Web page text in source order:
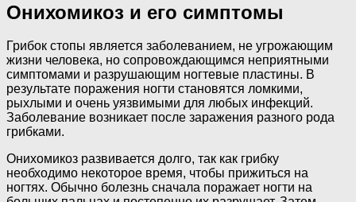
Онихомикоз и его симптомы
Грибок стопы является заболеванием, не угрожающим
жизни человека, но сопровождающимся неприятными
симптомами и разрушающим ногтевые пластины. В
результате поражения ногти становятся ломкими,
рыхлыми и очень уязвимыми для любых инфекций.
Заболевание возникает после заражения разного рода
грибками.
Онихомикоз развивается долго, так как грибку
необходимо некоторое время, чтобы прижиться на
ногтях. Обычно болезнь сначала поражает ногти на